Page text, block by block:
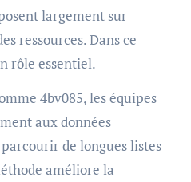
largement sur
ressources. Dans ce
rôle essentiel.
4bv085, les équipes
aux données
de longues listes
améliore la